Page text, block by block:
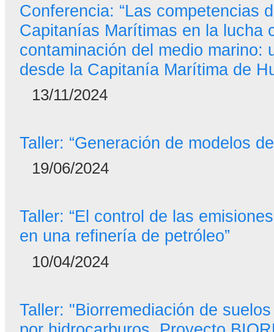
Conferencia: “Las competencias
Capitanías Marítimas en la lucha
contaminación del medio marino:
desde la Capitanía Marítima de
13/11/2024
Taller: “Generación de modelos
19/06/2024
Taller: “El control de las
en una refinería de petróleo”
10/04/2024
Taller: "Biorremediación de